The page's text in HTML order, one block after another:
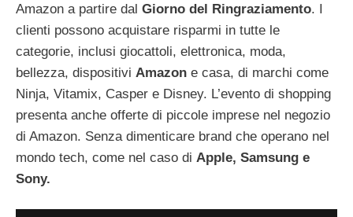
Amazon a partire dal Giorno del Ringraziamento. I
clienti possono acquistare risparmi in tutte le
categorie, inclusi giocattoli, elettronica, moda,
bellezza, dispositivi Amazon e casa, di marchi come
Ninja, Vitamix, Casper e Disney. L’evento di shopping
presenta anche offerte di piccole imprese nel negozio
di Amazon. Senza dimenticare brand che operano nel
mondo tech, come nel caso di Apple, Samsung e
Sony.